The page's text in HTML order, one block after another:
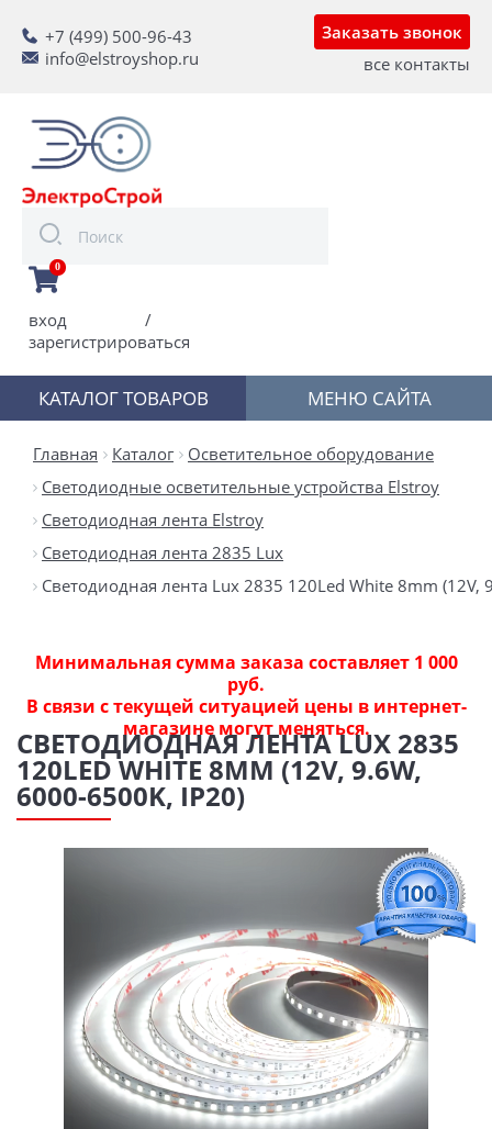
+7 (499) 500-96-43
info@elstroyshop.ru
Заказать звонок
все контакты
0
вход
/
зарегистрироваться
КАТАЛОГ ТОВАРОВ МЕНЮ САЙТА
Главная Каталог
Осветительное оборудование
Светодиодные осветительные устройства Elstroy
Светодиодная лента Elstroy
Светодиодная лента 2835 Lux
Светодиодная лента Lux 2835 120Led White 8mm (12V,
Минимальная сумма заказа составляет 1 000
руб.
В связи с текущей ситуацией цены в интернет-
магазине могут меняться.
СВЕТОДИОДНАЯ ЛЕНТА LUX 2835
120LED WHITE 8MM (12V, 9.6W,
6000-6500K, IP20)